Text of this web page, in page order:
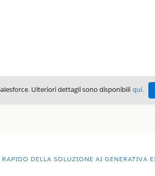
Ulteriori dettagli sono disponibili qui.
DELLA SOLUZIONE AI GENERATIVA